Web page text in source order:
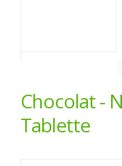
Chocolat -
Tablette